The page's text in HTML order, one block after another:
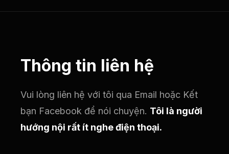
Thông tin liên hệ
Vui lòng liên hệ với tôi qua Email hoặc Kết
bạn Facebook để nói chuyện. Tôi là người
hướng nội rất ít nghe điện thoại.